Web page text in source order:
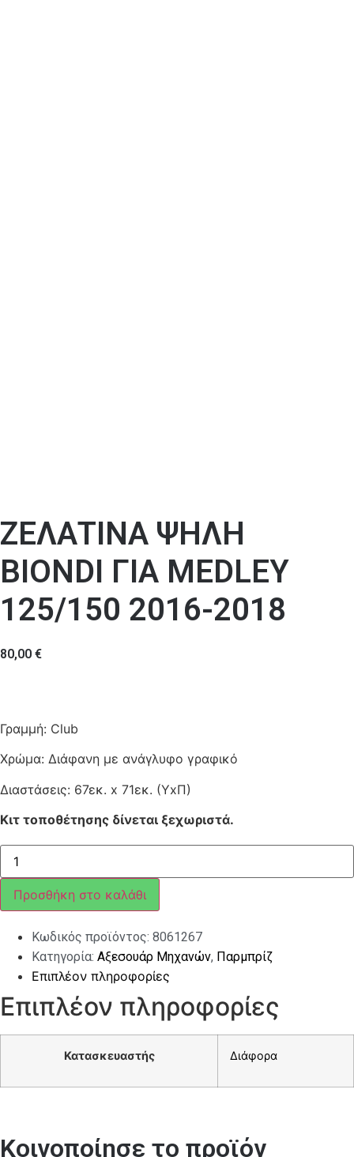
ΖΕΛΑΤΙΝΑ ΨΗΛΗ
BIONDI ΓΙΑ MEDLEY
125/150 2016-2018
80,00 €
Γραμμή: Club
Χρώμα: Διάφανη με ανάγλυφο γραφικό
Διαστάσεις: 67εκ. x 71εκ. (ΥxΠ)
Κιτ τοποθέτησης δίνεται ξεχωριστά.
ΖΕΛΑΤΙΝΑ
ΨΗΛΗ
BIONDI
ΓΙΑ
MEDLEY
125/150
2018
ποσότητα
Προσθήκη στο καλάθι
Κωδικός προϊόντος: 8061267
Κατηγορία: Αξεσουάρ Μηχανών, Παρμπρίζ
Επιπλέον πληροφορίες
Επιπλέον πληροφορίες
Κατασκευαστής Διάφορα
Κοινοποίησε το προϊόν